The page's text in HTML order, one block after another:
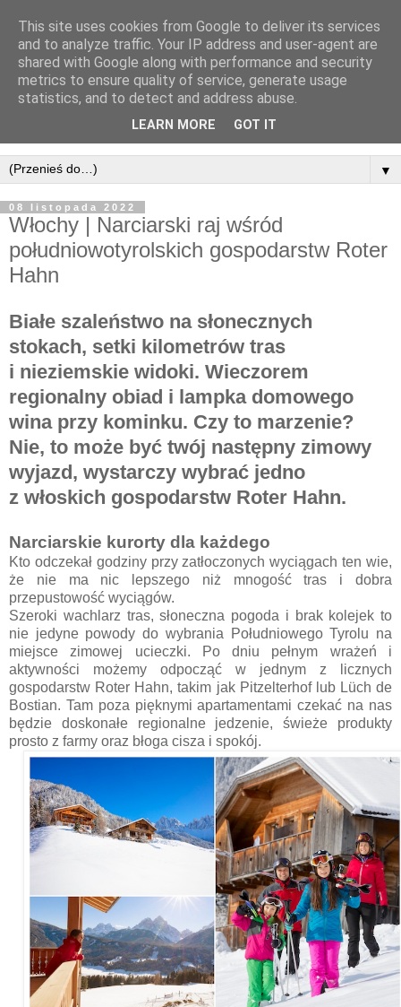
▼
08 listopada 2022
Włochy | Narciarski raj wśród
południowotyrolskich gospodarstw Roter
Hahn
Białe szaleństwo na słonecznych
stokach, setki kilometrów tras
i nieziemskie widoki. Wieczorem
regionalny obiad i lampka domowego
wina przy kominku. Czy to marzenie?
Nie, to może być twój następny zimowy
wyjazd, wystarczy wybrać jedno
z włoskich gospodarstw Roter Hahn.
Narciarskie kurorty dla każdego
Kto odczekał godziny przy zatłoczonych wyciągach ten wie,
że nie ma nic lepszego niż mnogość tras i dobra
przepustowość wyciągów.
Szeroki wachlarz tras, słoneczna pogoda i brak kolejek to
nie jedyne powody do wybrania Południowego Tyrolu na
miejsce zimowej ucieczki. Po dniu pełnym wrażeń i
aktywności możemy odpocząć w jednym z licznych
gospodarstw Roter Hahn, takim jak Pitzelterhof lub Lüch de
Bostian. Tam poza pięknymi apartamentami czekać na nas
będzie doskonałe regionalne jedzenie, świeże produkty
prosto z farmy oraz błoga cisza i spokój.
This site uses cookies from Google to deliver its services
and to analyze traffic. Your IP address and user-agent are
shared with Google along with performance and security
metrics to ensure quality of service, generate usage
statistics, and to detect and address abuse.
LEARN MORE GOT IT